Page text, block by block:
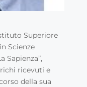
Superiore
Scienze
Sapienza”,
ricevuti e
della sua